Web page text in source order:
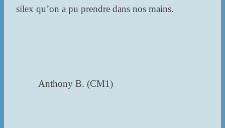
silex qu’on a pu prendre dans nos mains.
Anthony B. (CM1)